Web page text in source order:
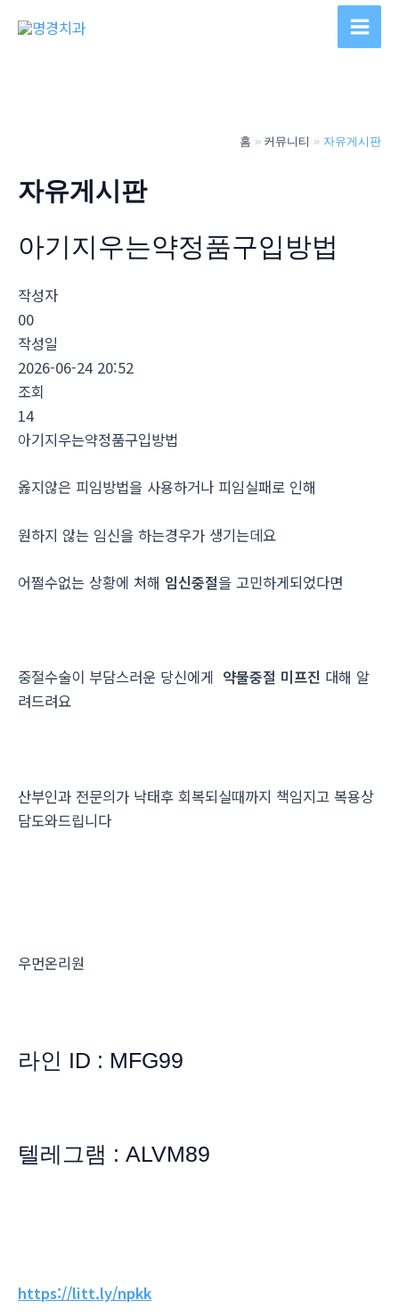
Main
홈 커뮤니티 자유게시판
자유게시판
아기지우는약정품구입방법
작성자
00
작성일
2026-06-24 20:52
조회
14
아기지우는약정품구입방법
옳지않은 피임방법을 사용하거나 피임실패로 인해
원하지 않는 임신을 하는경우가 생기는데요
어쩔수없는 상황에 처해 임신중절을 고민하게되었다면
중절수술이 부담스러운 당신에게 약물중절 미프진 대해 알
려드려요
산부인과 전문의가 낙태후 회복되실때까지 책임지고 복용상
담도와드립니다
우먼온리원
라인 ID : MFG99
텔레그램 : ALVM89
https://litt.ly/npkk